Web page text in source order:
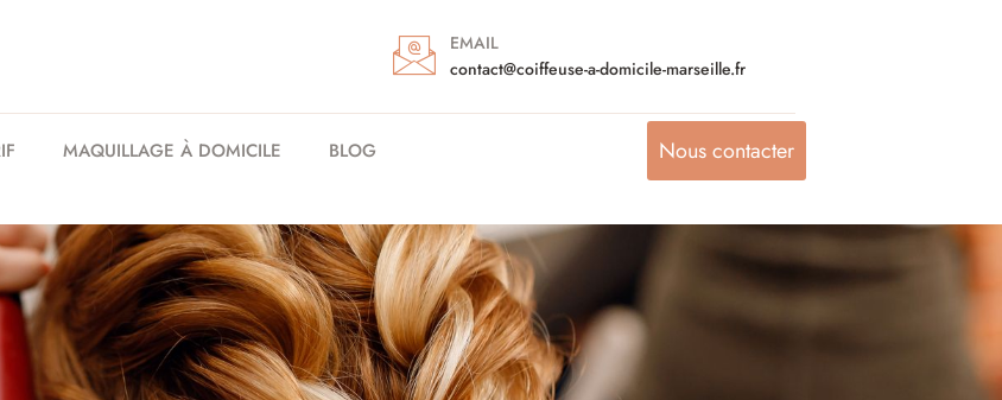
EMAIL
contact@coiffeuse-a-domicile-marseille.fr
MAQUILLAGE À DOMICILE BLOG Nous contacter